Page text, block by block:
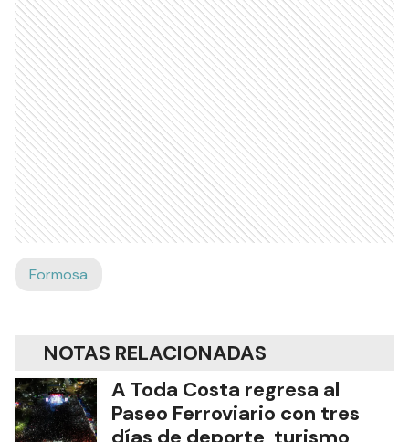
Formosa
NOTAS RELACIONADAS
A Toda Costa regresa al
Paseo Ferroviario con tres